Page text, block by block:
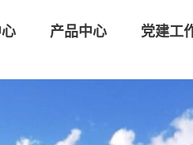
产品中心 党建工